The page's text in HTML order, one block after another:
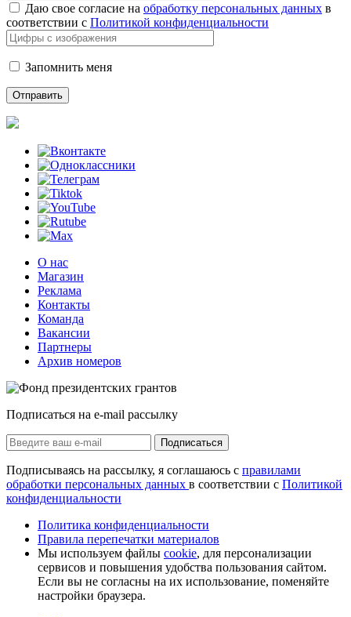
Даю свое согласие на обработку персональных данных в
соответствии с Политикой конфиденциальности
Запомнить меня
О нас
Магазин
Реклама
Контакты
Команда
Вакансии
Партнеры
Архив номеров
Подписаться на e-mail рассылку
Подписаться
Подписываясь на рассылку, я соглашаюсь с правилами
обработки персональных данных в соответствии с Политикой
конфиденциальности
Политика конфиденциальности
Правила перепечатки материалов
Мы используем файлы cookie, для персонализации
сервисов и повышения удобства пользования сайтом.
Если вы не согласны на их использование, поменяйте
настройки браузера.